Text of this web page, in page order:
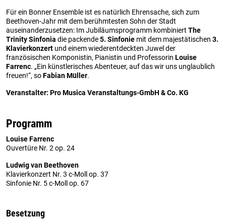
Für ein Bonner Ensemble ist es natürlich Ehrensache, sich zum
Beethoven-Jahr mit dem berühmtesten Sohn der Stadt
auseinanderzusetzen: Im Jubiläumsprogramm kombiniert The
Trinity Sinfonia die packende5. Sinfonie mit dem majestätischen 3.
Klavierkonzert und einem wiederentdeckten Juwel der
französischen Komponistin, Pianistin und Professorin Louise
Farrenc. „Ein künstlerisches Abenteuer, auf das wir uns unglaublich
freuen!“, soFabian Müller.
Veranstalter: Pro Musica Veranstaltungs-GmbH & Co. KG
Programm
Louise Farrenc
Ouvertüre Nr. 2 op. 24
Ludwig van Beethoven
Klavierkonzert Nr. 3 c-Moll op. 37
Sinfonie Nr. 5 c-Moll op. 67
Besetzung